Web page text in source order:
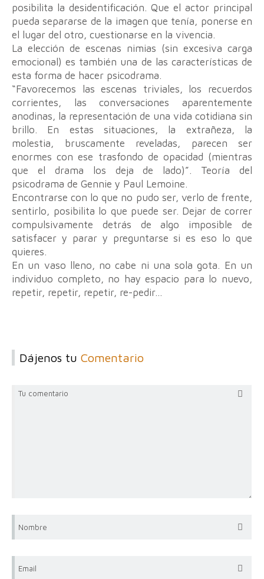
posibilita la desidentificación. Que el actor principal
pueda separarse de la imagen que tenía, ponerse en
el lugar del otro, cuestionarse en la vivencia.
La elección de escenas nimias (sin excesiva carga
emocional) es también una de las características de
esta forma de hacer psicodrama.
“Favorecemos las escenas triviales, los recuerdos
corrientes, las conversaciones aparentemente
anodinas, la representación de una vida cotidiana sin
brillo. En estas situaciones, la extrañeza, la
molestia, bruscamente reveladas, parecen ser
enormes con ese trasfondo de opacidad (mientras
que el drama los deja de lado)”. Teoría del
psicodrama de Gennie y Paul Lemoine.
Encontrarse con lo que no pudo ser, verlo de frente,
sentirlo, posibilita lo que puede ser. Dejar de correr
compulsivamente detrás de algo imposible de
satisfacer y parar y preguntarse si es eso lo que
quieres.
En un vaso lleno, no cabe ni una sola gota. En un
individuo completo, no hay espacio para lo nuevo,
repetir, repetir, repetir, re-pedir…
Dájenos tu Comentario
Tu comentario
Nombre
Email